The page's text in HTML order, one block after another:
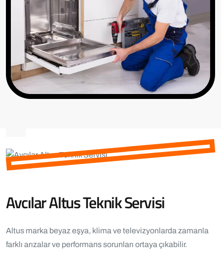
Avcılar Altus Teknik Servisi
Altus marka beyaz eşya, klima ve televizyonlarda zamanla
farklı arızalar ve performans sorunları ortaya çıkabilir.